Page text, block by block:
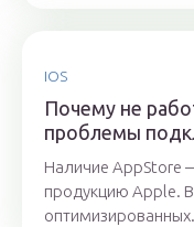
IOS
Почему не
проблемы
Наличие AppStore
продукцию Apple.